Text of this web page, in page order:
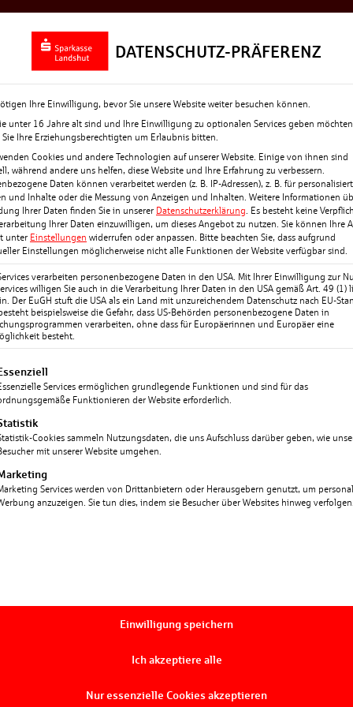
STEER!
von Förderkrediten im
Förderkredite helfen
und
Darüber
zur
bei.
in Kooperation mit der
KfW und der
von 2,3 Mrd. Euro
von 42,9 Prozent
wieder als
diesem Erfolg
Sparkassen mit dem
vergibt die BayernLB
in jedem
wurden zudem
Sparkassen für
von
DATENSCHUTZ-PRÄFERENZ
Ihre Einwilligung, bevor Sie unsere Website weiter besuchen können.
unter 16 Jahre alt sind und Ihre Einwilligung zu optionalen Services geben
Sie Ihre Erziehungsberechtigten um Erlaubnis bitten.
Cookies und andere Technologien auf unserer Website. Einige von ihnen sind
während andere uns helfen, diese Website und Ihre Erfahrung zu verbessern.
Daten können verarbeitet werden (z. B. IP-Adressen), z. B. für
und Inhalte oder die Messung von Anzeigen und Inhalten. Weitere Informationen
Ihrer Daten finden Sie in unserer Datenschutzerklärung. Es besteht keine
Ihrer Daten einzuwilligen, um dieses Angebot zu nutzen. Sie können Ihre
unter Einstellungen widerrufen oder anpassen. Bitte beachten Sie, dass aufgrund
Einstellungen möglicherweise nicht alle Funktionen der Website verfügbar sind.
verarbeiten personenbezogene Daten in den USA. Mit Ihrer Einwilligung zur
willigen Sie auch in die Verarbeitung Ihrer Daten in den USA gemäß Art. 49 (1)
Der EuGH stuft die USA als ein Land mit unzureichendem Datenschutz nach EU-
beispielsweise die Gefahr, dass US-Behörden personenbezogene Daten in
verarbeiten, ohne dass für Europäerinnen und Europäer eine
besteht.
eine Liste der Service-Gruppen, für die eine
Services ermöglichen grundlegende Funktionen und sind für das
Funktionieren der Website erforderlich.
Cookies sammeln Nutzungsdaten, die uns Aufschluss darüber geben, wie
mit unserer Website umgehen.
Services werden von Drittanbietern oder Herausgebern genutzt, um
anzuzeigen. Sie tun dies, indem sie Besucher über Websites hinweg verfolgen.
Einwilligung speichern
Ich akzeptiere alle
Nur essenzielle Cookies akzeptieren